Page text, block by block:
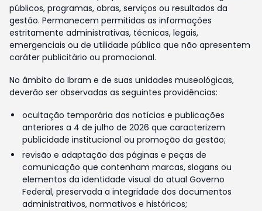
públicos, programas, obras, serviços ou resultados da
gestão. Permanecem permitidas as informações
estritamente administrativas, técnicas, legais,
emergenciais ou de utilidade pública que não apresentem
caráter publicitário ou promocional.
No âmbito do Ibram e de suas unidades museológicas,
deverão ser observadas as seguintes providências:
ocultação temporária das notícias e publicações
anteriores a 4 de julho de 2026 que caracterizem
publicidade institucional ou promoção da gestão;
revisão e adaptação das páginas e peças de
comunicação que contenham marcas, slogans ou
elementos da identidade visual do atual Governo
Federal, preservada a integridade dos documentos
administrativos, normativos e históricos;